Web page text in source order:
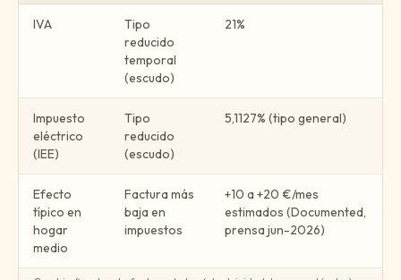
IVA
Tipo
reducido
temporal
(escudo)
21%
Impuesto
eléctrico
(IEE)
Tipo
reducido
(escudo)
5,1127% (tipo general)
Efecto
típico en
hogar
medio
Factura más
baja en
impuestos
+10 a +20 €/mes
estimados (Documented,
prensa jun-2026)